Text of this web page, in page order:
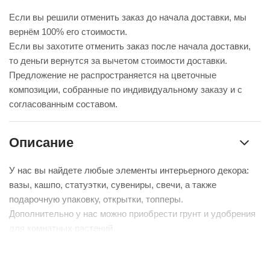
Если вы решили отменить заказ до начала доставки, мы
вернём 100% его стоимости.
Если вы захотите отменить заказ после начала доставки,
то деньги вернутся за вычетом стоимости доставки.
Предложение не распространяется на цветочные
композиции, собранные по индивидуальному заказу и с
согласованным составом.
Описание
У нас вы найдете любые элементы интерьерного декора:
вазы, кашпо, статуэтки, сувениры, свечи, а также
подарочную упаковку, открытки, топперы.
Дополнительно у нас можно приобрести грунт и удобрения
для комнатных растений.